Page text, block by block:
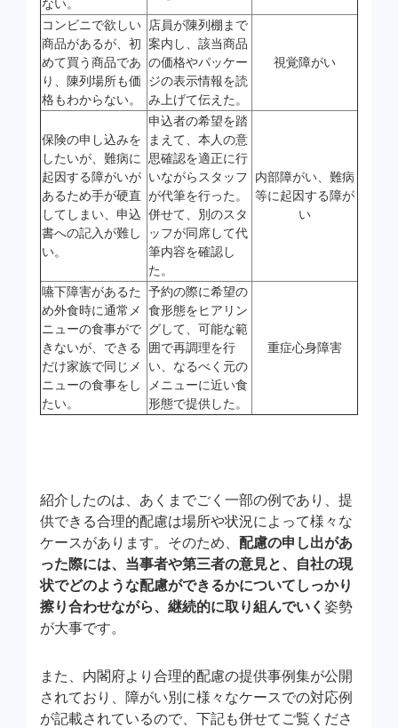
ない。
コンビニで欲しい
商品があるが、初
めて買う商品であ
り、陳列場所も価
格もわからない。
店員が陳列棚まで
案内し、該当商品
の価格やパッケー
ジの表示情報を読
み上げて伝えた。
視覚障がい
保険の申し込みを
したいが、難病に
起因する障がいが
あるため手が硬直
してしまい、申込
書への記入が難し
い。
申込者の希望を踏
まえて、本人の意
思確認を適正に行
いながらスタッフ
が代筆を行った。
併せて、別のスタ
ッフが同席して代
筆内容を確認し
た。
内部障がい、難病
等に起因する障が
い
嚥下障害があるた
め外食時に通常メ
ニューの食事がで
きないが、できる
だけ家族で同じメ
ニューの食事をし
たい。
予約の際に希望の
食形態をヒアリン
グして、可能な範
囲で再調理を行
い、なるべく元の
メニューに近い食
形態で提供した。
重症心身障害
紹介したのは、あくまでごく一部の例であり、提
供できる合理的配慮は場所や状況によって様々な
ケースがあります。そのため、 配慮の申し出があ
った際には、当事者や第三者の意見と、自社の現
状でどのような配慮ができるかについてしっかり
擦り合わせながら、継続的に取り組んでいく 姿勢
が大事です。
また、内閣府より合理的配慮の提供事例集が公開
されており、障がい別に様々なケースでの対応例
が記載されているので、下記も併せてご覧くださ